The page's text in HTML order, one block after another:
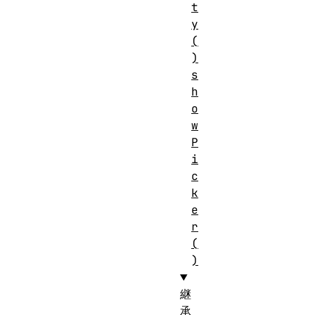
t
y
(
)
s
h
o
w
P
i
c
k
e
r
(
)
継
承